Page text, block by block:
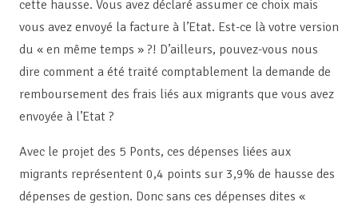
cette hausse. Vous avez déclaré assumer ce choix mais
vous avez envoyé la facture à l’Etat. Est-ce là votre version
du « en même temps » ?! D’ailleurs, pouvez-vous nous
dire comment a été traité comptablement la demande de
remboursement des frais liés aux migrants que vous avez
envoyée à l’Etat ?
Avec le projet des 5 Ponts, ces dépenses liées aux
migrants représentent 0,4 points sur 3,9% de hausse des
dépenses de gestion. Donc sans ces dépenses dites «